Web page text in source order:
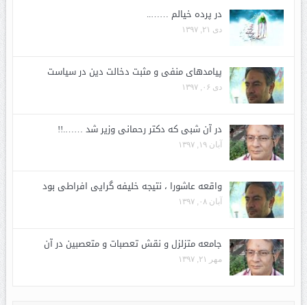
در پرده خیالم ……..
دی ۲۱, ۱۳۹۷
پیامدهای منفی و مثبت دخالت دین در سیاست
دی ۰۶, ۱۳۹۷
در آن شبی که دکتر رحمانی وزیر شد …….!!
آبان ۱۹, ۱۳۹۷
واقعه عاشورا ، نتیجه خلیفه گرایی افراطی بود
آبان ۰۸, ۱۳۹۷
جامعه متزلزل و نقش تعصبات و متعصبین در آن
مهر ۲۱, ۱۳۹۷